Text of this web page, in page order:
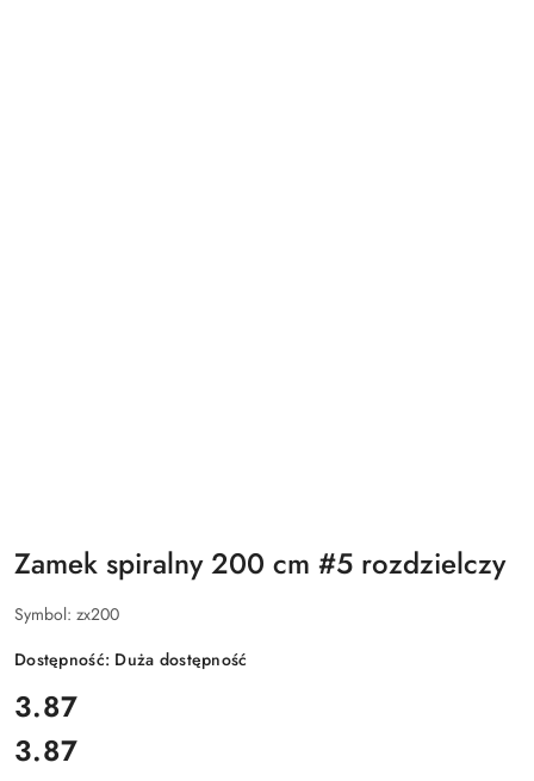
Zamek spiralny 200 cm #5 rozdzielczy
Symbol: zx200
Dostępność: Duża dostępność
cena:
3.87
Cena:
3.87